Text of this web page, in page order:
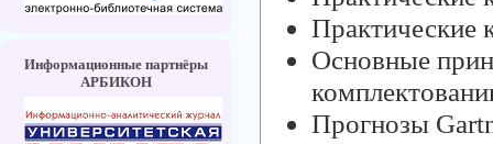
Информационные партнёры
АРБИКОН
Практические
Основные
Прогнозы